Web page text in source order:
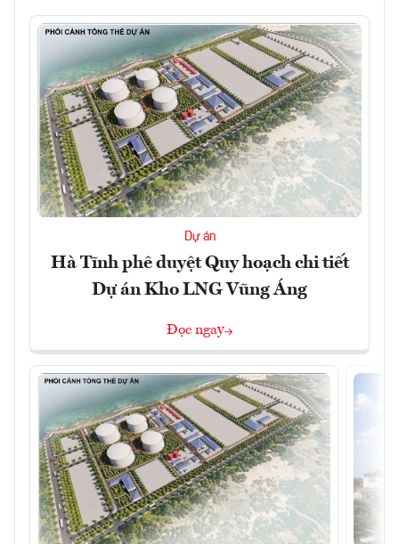
Dự án
Hà Tĩnh phê duyệt Quy hoạch chi tiết
Dự án Kho LNG Vũng Áng
Đọc ngay